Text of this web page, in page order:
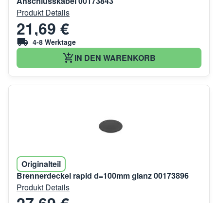
Produkt Details
21,69 €
4-8 Werktage
IN DEN WARENKORB
Originalteil
Brennerdeckel rapid d=100mm glanz 00173896
Produkt Details